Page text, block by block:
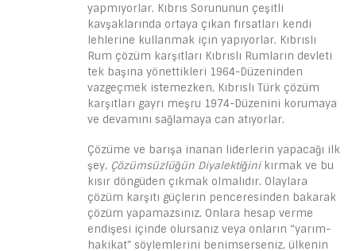
yapmıyorlar. Kıbrıs Sorununun çeşitli
kavşaklarında ortaya çıkan fırsatları kendi
lehlerine kullanmak için yapıyorlar. Kıbrıslı
Rum çözüm karşıtları Kıbrıslı Rumların devleti
tek başına yönettikleri 1964-Düzeninden
vazgeçmek istemezken, Kıbrıslı Türk çözüm
karşıtları gayrı meşru 1974-Düzenini korumaya
ve devamını sağlamaya can atıyorlar.
Çözüme ve barışa inanan liderlerin yapacağı ilk
şey, Çözümsüzlüğün Diyalektiğinikırmak ve bu
kısır döngüden çıkmak olmalıdır. Olaylara
çözüm karşıtı güçlerin penceresinden bakarak
çözüm yapamazsınız. Onlara hesap verme
endişesi içinde olursanız veya onların “yarım-
hakikat” söylemlerini benimserseniz, ülkenin